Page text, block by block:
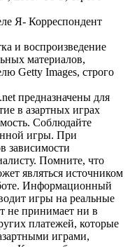
Я- Корреспондент
и воспроизведение
материалов,
Getty Images, строго
предназначены для
в азартных играх
Соблюдайте
игры. При
зависимости
Помните, что
являться источником
Информационный
игры на реальные
не принимает ни в
платежей, которые
играми,